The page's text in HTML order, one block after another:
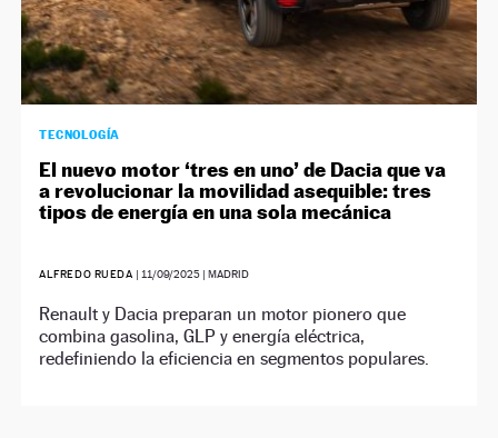
TECNOLOGÍA
El nuevo motor ‘tres en uno’ de Dacia que va
a revolucionar la movilidad asequible: tres
tipos de energía en una sola mecánica
ALFREDO RUEDA | 11/09/2025| MADRID
Renault y Dacia preparan un motor pionero que
combina gasolina, GLP y energía eléctrica,
redefiniendo la eficiencia en segmentos populares.